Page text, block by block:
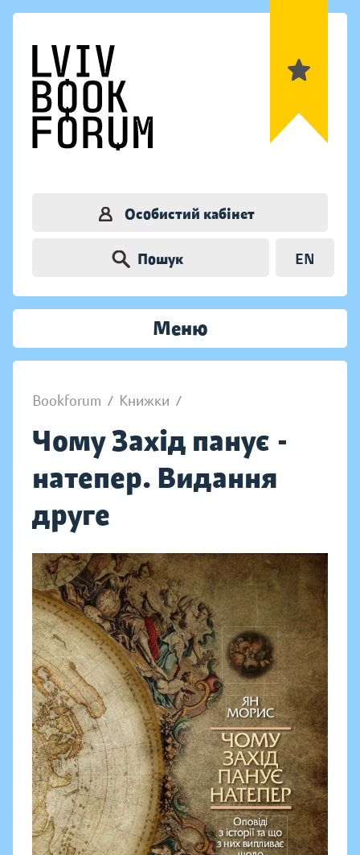
Особистий кабінет
Пошук EN
Меню
Bookforum / Книжки /
Чому Захід панує -
натепер. Видання
друге